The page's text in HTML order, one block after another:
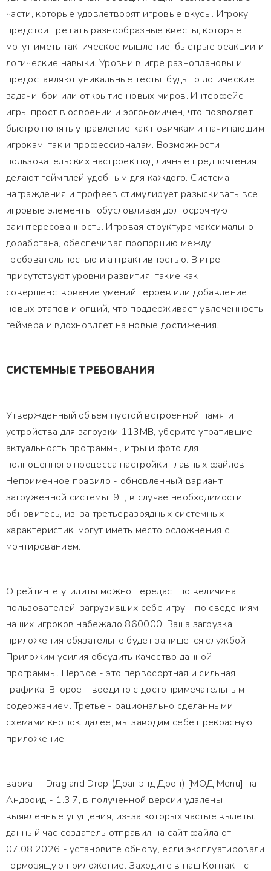
части, которые удовлетворят игровые вкусы. Игроку
предстоит решать разнообразные квесты, которые
могут иметь тактическое мышление, быстрые реакции и
логические навыки. Уровни в игре разноплановы и
предоставляют уникальные тесты, будь то логические
задачи, бои или открытие новых миров. Интерфейс
игры прост в освоении и эргономичен, что позволяет
быстро понять управление как новичкам и начинающим
игрокам, так и профессионалам. Возможности
пользовательских настроек под личные предпочтения
делают геймплей удобным для каждого. Система
награждения и трофеев стимулирует разыскивать все
игровые элементы, обусловливая долгосрочную
заинтересованность. Игровая структура максимально
доработана, обеспечивая пропорцию между
требовательностью и аттрактивностью. В игре
присутствуют уровни развития, такие как
совершенствование умений героев или добавление
новых этапов и опций, что поддерживает увлеченность
геймера и вдохновляет на новые достижения.
СИСТЕМНЫЕ ТРЕБОВАНИЯ
Утвержденный объем пустой встроенной памяти
устройства для загрузки 113MB, уберите утратившие
актуальность программы, игры и фото для
полноценного процесса настройки главных файлов.
Неприменное правило - обновленный вариант
загруженной системы. 9+, в случае необходимости
обновитесь, из-за третьеразрядных системных
характеристик, могут иметь место осложнения с
монтированием.
О рейтинге утилиты можно передаст по величина
пользователей, загрузивших себе игру - по сведениям
наших игроков набежало 860000. Ваша загрузка
приложения обязательно будет запишется службой.
Приложим усилия обсудить качество данной
программы. Первое - это первосортная и сильная
графика. Второе - воедино с достопримечательным
содержанием. Третье - рационально сделанными
схемами кнопок. далее, мы заводим себе прекрасную
приложение.
вариант Drag and Drop (Драг энд Дроп) [МОД Menu] на
Андроид - 1.3.7, в полученной версии удалены
выявленные упущения, из-за которых частые вылеты.
данный час создатель отправил на сайт файла от
07.08.2026 - установите обнову, если эксплуатировали
тормозящую приложение. Заходите в наш Контакт, с